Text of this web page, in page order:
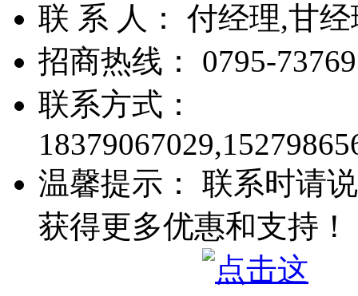
联 系 人： 付经理,甘
招商热线： 0795-
联系方式：
温馨提示： 联系时请
获得更多优惠和支持！